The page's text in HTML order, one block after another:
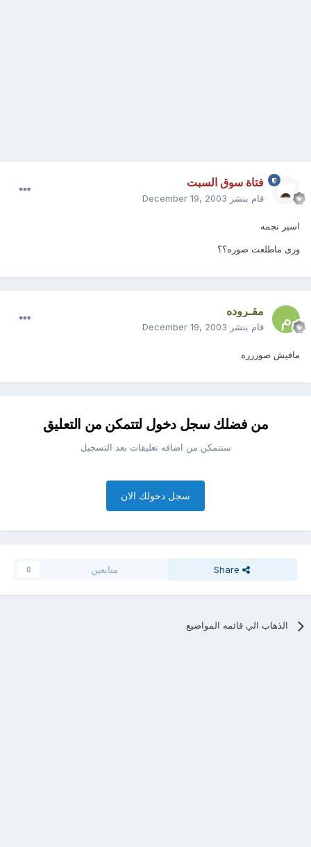
فتاة سوق السبت
قام بنشر December 19, 2003
اسير نجمه
ورى ماطلعت صوره؟؟
مقـروده
قام بنشر December 19, 2003
مافيش صوررره
من فضلك سجل دخول لتتمكن من التعليق
ستتمكن من اضافه تعليقات بعد التسجيل
سجل دخولك الان
Share متابعين 0
الذهاب الي قائمه المواضيع